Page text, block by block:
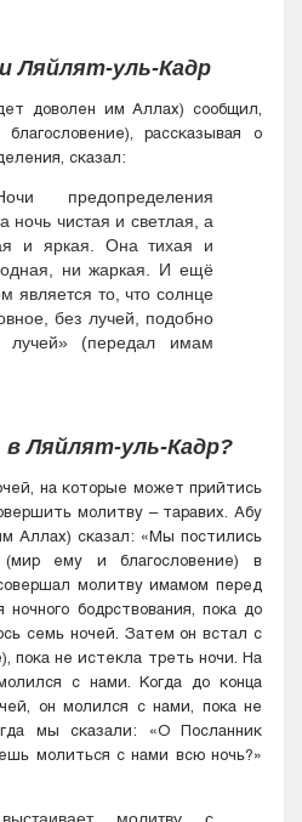
Ляйлят-уль-Кадр
доволен им Аллах) сообщил,
рассказывая о
сказал:
предопределения
ночь чистая и светлая, а
и яркая. Она тихая и
ни жаркая. И ещё
является то, что солнце
без лучей, подобно
лучей» (передал имам
Ляйлят-уль-Кадр?
на которые может прийтись
молитву – таравих. Абу
Аллах) сказал: «Мы постились
ему и благословение) в
молитву имамом перед
бодрствования, пока до
семь ночей. Затем он встал с
пока не истекла треть ночи. На
с нами. Когда до конца
он молился с нами, пока не
мы сказали: «О Посланник
молиться с нами всю ночь?»